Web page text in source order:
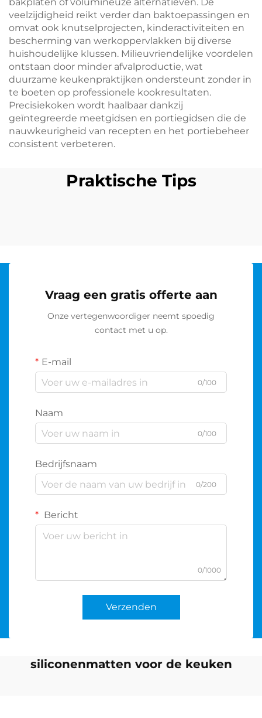
veelzijdigheid reikt verder dan baktoepassingen en
omvat ook knutselprojecten, kinderactiviteiten en
bescherming van werkoppervlakken bij diverse
huishoudelijke klussen. Milieuvriendelijke voordelen
ontstaan door minder afvalproductie, wat
duurzame keukenpraktijken ondersteunt zonder in
te boeten op professionele kookresultaten.
Precisiekoken wordt haalbaar dankzij
geïntegreerde meetgidsen en portiegidsen die de
nauwkeurigheid van recepten en het portiebeheer
consistent verbeteren.
Praktische Tips
Vraag een gratis offerte aan
Onze vertegenwoordiger neemt spoedig
contact met u op.
E-mail
0/100
Naam
0/100
Bedrijfsnaam
0/200
Bericht
0/1000
Verzenden
siliconenmatten voor de keuken